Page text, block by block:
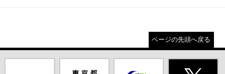
ページの先頭へ戻る